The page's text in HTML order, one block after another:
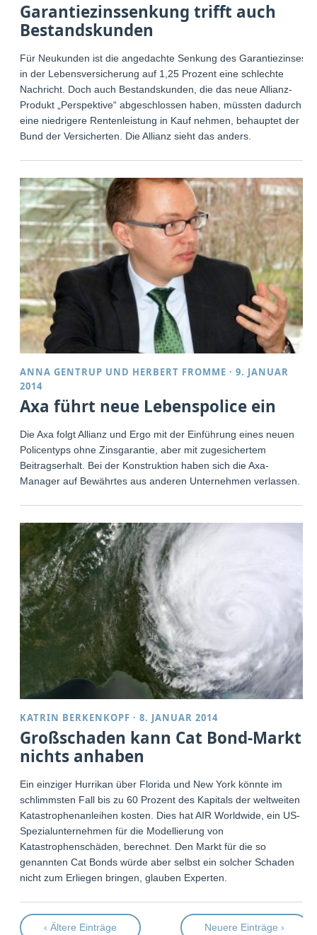
Garantiezinssenkung trifft auch
Bestandskunden
Für Neukunden ist die angedachte Senkung des Garantiezinses
in der Lebensversicherung auf 1,25 Prozent eine schlechte
Nachricht. Doch auch Bestandskunden, die das neue Allianz-
Produkt „Perspektive“ abgeschlossen haben, müssten dadurch
eine niedrigere Rentenleistung in Kauf nehmen, behauptet der
Bund der Versicherten. Die Allianz sieht das anders.
ANNA GENTRUP UND HERBERT FROMME ·9. JANUAR
2014
Axa führt neue Lebenspolice ein
Die Axa folgt Allianz und Ergo mit der Einführung eines neuen
Policentyps ohne Zinsgarantie, aber mit zugesichertem
Beitragserhalt. Bei der Konstruktion haben sich die Axa-
Manager auf Bewährtes aus anderen Unternehmen verlassen.
KATRIN BERKENKOPF ·8. JANUAR 2014
Großschaden kann Cat Bond-Markt
nichts anhaben
Ein einziger Hurrikan über Florida und New York könnte im
schlimmsten Fall bis zu 60 Prozent des Kapitals der weltweiten
Katastrophenanleihen kosten. Dies hat AIR Worldwide, ein US-
Spezialunternehmen für die Modellierung von
Katastrophenschäden, berechnet. Den Markt für die so
genannten Cat Bonds würde aber selbst ein solcher Schaden
nicht zum Erliegen bringen, glauben Experten.
‹ Ältere Einträge Neuere Einträge ›